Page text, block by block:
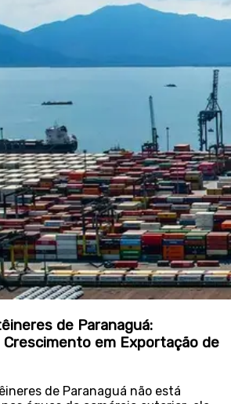
de Paranaguá:
em Exportação de
de Paranaguá não está